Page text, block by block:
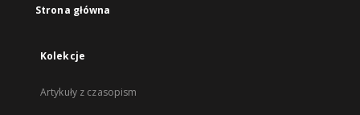
Strona główna
Kolekcje
Artykuły z czasopism